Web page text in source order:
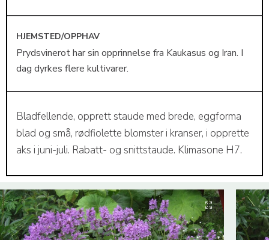
HJEMSTED/OPPHAV
Prydsvinerot har sin opprinnelse fra Kaukasus og Iran. I
dag dyrkes flere kultivarer.
Bladfellende, opprett staude med brede, eggforma
blad og små, rødfiolette blomster i kranser, i opprette
aks i juni-juli. Rabatt- og snittstaude. Klimasone H7.